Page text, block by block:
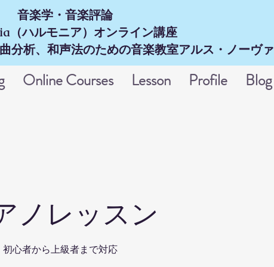
Online Courses Lesson Profile Blog
音楽学・音楽評論
（ハルモニア）オンライン講座
分析、和声法のための音楽教室アルス・ノーヴァ​
ノレッスン
初心者から上級者まで対応